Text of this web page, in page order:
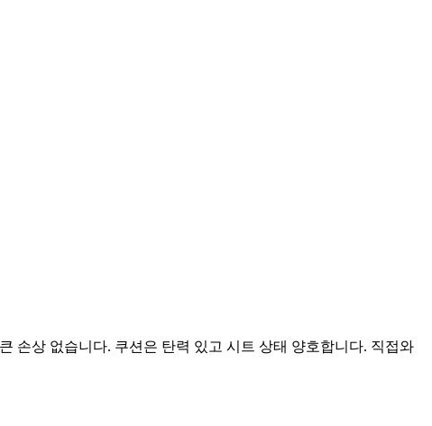
손상 없습니다. 쿠션은 탄력 있고 시트 상태 양호합니다. 직접와